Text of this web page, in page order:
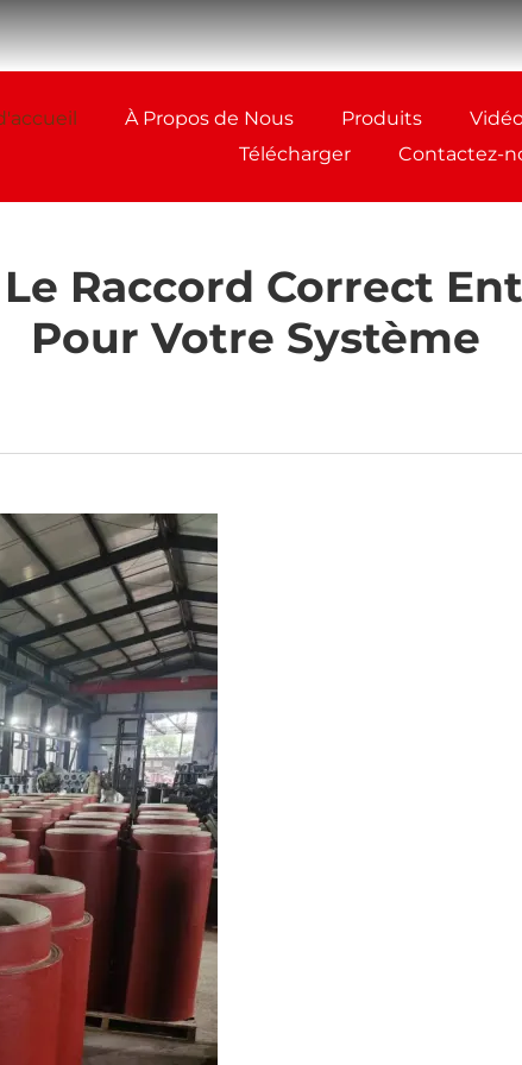
À Propos de Nous Produits
Télécharger
Contactez-
Raccord Correct
Pour Votre Système